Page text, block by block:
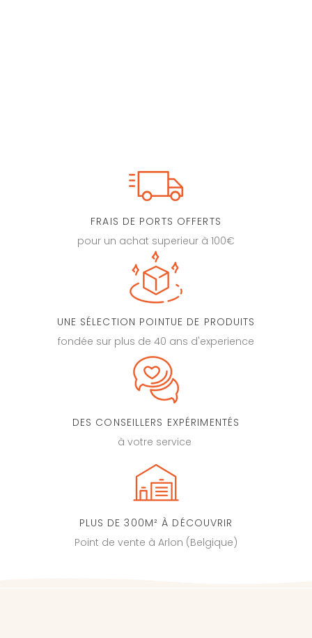
FRAIS DE PORTS OFFERTS
pour un achat superieur à 100€
UNE SÉLECTION POINTUE DE PRODUITS
fondée sur plus de 40 ans d'experience
DES CONSEILLERS EXPÉRIMENTÉS
à votre service
PLUS DE 300M² À DÉCOUVRIR
Point de vente à Arlon (Belgique)